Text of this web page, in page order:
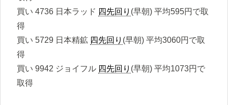
買い 4736 日本ラッド 四先回り (早朝) 平均595円で取
得
買い 5729 日本精鉱 四先回り (早朝) 平均3060円で取
得
買い 9942 ジョイフル 四先回り (早朝) 平均1073円で
取得